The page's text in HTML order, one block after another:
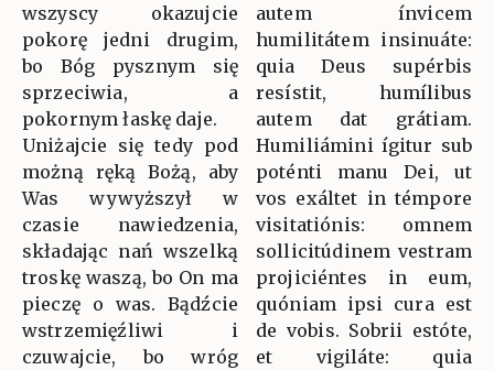
wszyscy okazujcie
pokorę jedni drugim,
bo Bóg pysznym się
sprzeciwia, a
pokornym łaskę daje.
Uniżajcie się tedy pod
możną ręką Bożą, aby
Was wywyższył w
czasie nawiedzenia,
składając nań wszelką
troskę waszą, bo On ma
pieczę o was. Bądźcie
wstrzemięźliwi i
czuwajcie, bo wróg
autem ínvicem
humilitátem insinuáte:
quia Deus supérbis
resístit, humílibus
autem dat grátiam.
Humiliámini ígitur sub
poténti manu Dei, ut
vos exáltet in témpore
visitatiónis: omnem
sollicitúdinem vestram
projiciéntes in eum,
quóniam ipsi cura est
de vobis. Sobrii estóte,
et vigiláte: quia